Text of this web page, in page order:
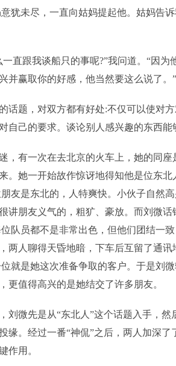
犹未尽，一直向姑妈提起他。姑妈告
直跟我谈船只的事呢?”我问道。“因为
并赢取你的好感，他当然要这么说了。”
话题，对双方都有好处:不仅可以使对
自己的要求。谈论别人感兴趣的东西能
，有一次在去北京的火车上，她的同
。她一开始故作惊讶地得知他是位东
友是东北的，人特爽快。小伙子自然
讲朋友义气的，粗犷、豪放。而刘微
队员都不是非常出色，但他们团结一
两人聊得天昏地暗，下车后互留了通
就是她这次准备争取的客户。于是刘
更值得高兴的是她结交了许多朋友。
刘微先是从“东北人”这个话题入手，然
缘。经过一番“神侃”之后，两人加深了
作用。